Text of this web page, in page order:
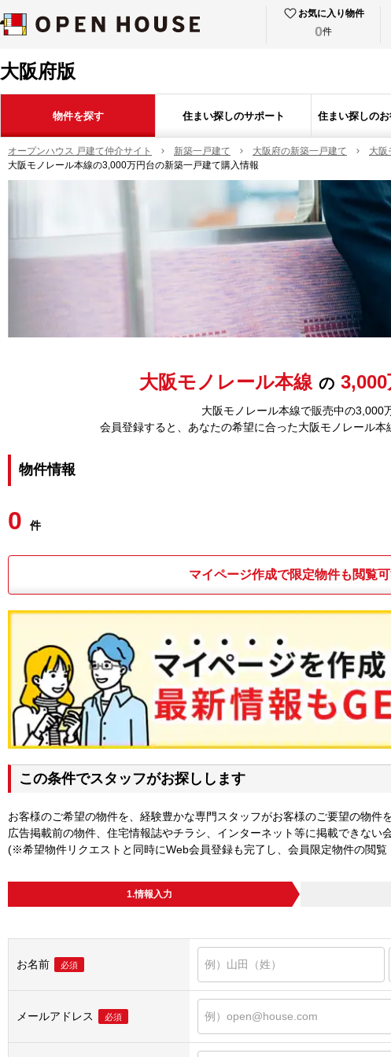
お気に入り物件
0件
大阪府版
物件を探す 住まい探しのサポート 住まい探しの
オープンハウス 戸建て仲介サイト 新築一戸建て 大阪府の新築一戸建て
大阪
大阪モノレール本線の3,000万円台の新築一戸建て購入情報
大阪モノレール本線 の
大阪モノレール本線で販売中の3,000
会員登録すると、あなたの希望に合った大阪モノレール
物件情報
0 件
マイページ作成で限定物件も閲覧
この条件でスタッフがお探しします
お客様のご希望の物件を、経験豊かな専門スタッフがお客様のご要望の物件
広告掲載前の物件、住宅情報誌やチラシ、インターネット等に掲載できない
(※希望物件リクエストと同時にWeb会員登録も完了し、会員限定物件の閲覧
1.情報入力
お名前 必須
メールアドレス 必須